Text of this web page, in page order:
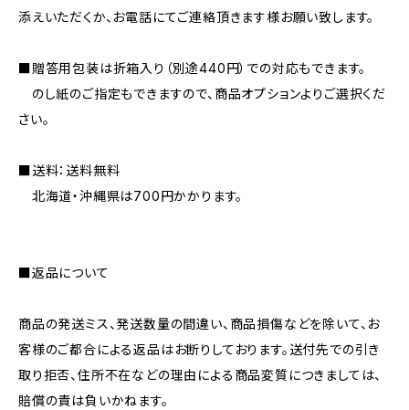
添えいただくか、お電話にてご連絡頂きます様お願い致します。
■贈答用包装は折箱入り（別途440円）での対応もできます。
のし紙のご指定もできますので、商品オプションよりご選択くだ
さい。
■送料：送料無料
北海道・沖縄県は700円かかります。
■返品について
商品の発送ミス、発送数量の間違い、商品損傷などを除いて、お
客様のご都合による返品はお断りしております。送付先での引き
取り拒否、住所不在などの理由による商品変質につきましては、
賠償の責は負いかねます。